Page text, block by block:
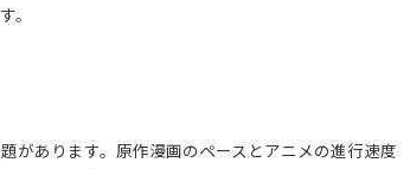
。
があります。原作漫画のペースとアニメの進行速度